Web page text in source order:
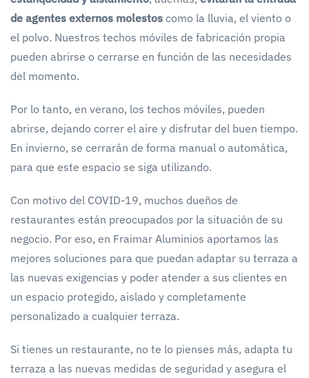
de agentes externos molestos como la lluvia, el viento o
el polvo. Nuestros techos móviles de fabricación propia
pueden abrirse o cerrarse en función de las necesidades
del momento.
Por lo tanto, en verano, los techos móviles, pueden
abrirse, dejando correr el aire y disfrutar del buen tiempo.
En invierno, se cerrarán de forma manual o automática,
para que este espacio se siga utilizando.
Con motivo del COVID-19, muchos dueños de
restaurantes están preocupados por la situación de su
negocio. Por eso, en Fraimar Aluminios aportamos las
mejores soluciones para que puedan adaptar su terraza a
las nuevas exigencias y poder atender a sus clientes en
un espacio protegido, aislado y completamente
personalizado a cualquier terraza.
Si tienes un restaurante, no te lo pienses más, adapta tu
terraza a las nuevas medidas de seguridad y asegura el